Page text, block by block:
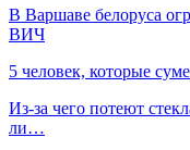
В Варшаве белоруса
ВИЧ
5 человек, которые
Из-за чего потеют
ли…